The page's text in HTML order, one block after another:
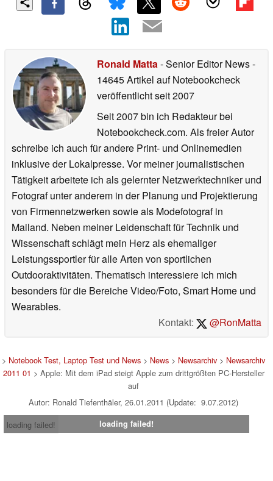
Ronald Matta- Senior Editor News-
14645 Artikel auf Notebookcheck
veröffentlichtseit 2007
Seit 2007 bin ich Redakteur bei
Notebookcheck.com. Als freier Autor
schreibe ich auch für andere Print- und Onlinemedien
inklusive der Lokalpresse. Vor meiner journalistischen
Tätigkeit arbeitete ich als gelernter Netzwerktechniker und
Fotograf unter anderem in der Planung und Projektierung
von Firmennetzwerken sowie als Modefotograf in
Mailand. Neben meiner Leidenschaft für Technik und
Wissenschaft schlägt mein Herz als ehemaliger
Leistungssportler für alle Arten von sportlichen
Outdooraktivitäten. Thematisch interessiere ich mich
besonders für die Bereiche Video/Foto, Smart Home und
Wearables.
Kontakt:
@RonMatta
> Notebook Test, Laptop Test und News > News > Newsarchiv > Newsarchiv
2011 01 > Apple: Mit dem iPad steigt Apple zum drittgrößten PC-Hersteller
auf
Autor: Ronald Tiefenthäler, 26.01.2011 (Update: 9.07.2012)
loading failed!
loading failed!